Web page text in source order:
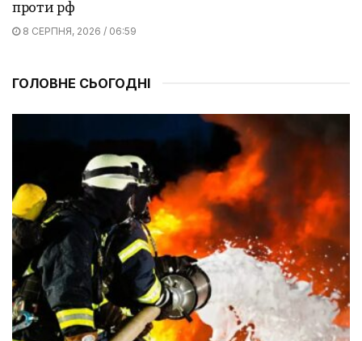
проти рф
8 СЕРПНЯ, 2026 / 06:59
ГОЛОВНЕ СЬОГОДНІ